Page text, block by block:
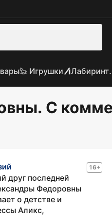
Игрушки
С
16+
друг последней
Федоровны
о детстве и
Аликс,